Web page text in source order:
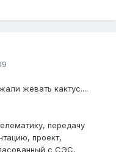
жевать кактус....
передачу
проект,
с СЭС,